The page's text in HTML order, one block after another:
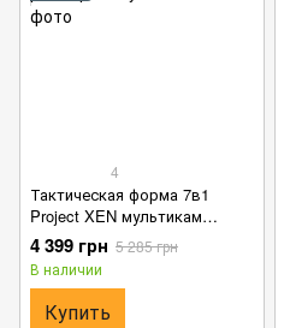
4
Тактическая форма 7в1
Project XEN мультикам
размер S
4 399 грн 5 285 грн
В наличии
Купить